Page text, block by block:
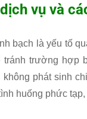
vụ và
bạch là yếu tố
trường hợp
không phát sinh
huống phức